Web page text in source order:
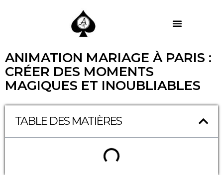
ANIMATION MARIAGE À PARIS :
CRÉER DES MOMENTS
MAGIQUES ET INOUBLIABLES
TABLE DES MATIÈRES